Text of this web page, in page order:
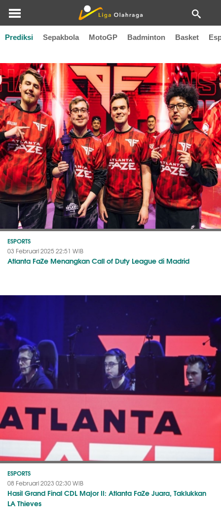
Prediksi Sepakbola MotoGP Badminton Basket
Atlanta FaZe
ESPORTS
03 Februari 2025 22:51 WIB
Atlanta FaZe Menangkan Call of Duty League di Madrid
ESPORTS
08 Februari 2023 02:30 WIB
Hasil Grand Final CDL Major II: Atlanta FaZe Juara, Taklukkan
LA Thieves